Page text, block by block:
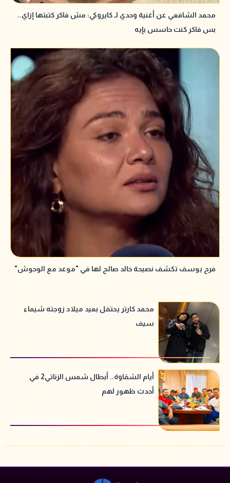
محمد الشافعي عن أغنية وحدي لـ كايروكي: مش فاكر كتبتها إزاي..
بس فاكر كنت حاسس بإيه
فرح يوسف تكشف نصيحة خالد صالح لها في "موعد مع الوحوش"
محمد كارتر يحتفل بعيد ميلاد زوجته شيماء
سيف
أيام الشقاوة.. أبطال شمس الزناتي2 في
أحدث ظهور لهم